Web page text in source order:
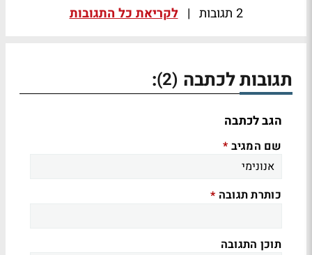
2 תגובות | לקריאת כל התגובות
תגובות לכתבה (2)
:
הגב לכתבה
שם המגיב *
כותרת תגובה *
תוכן התגובה